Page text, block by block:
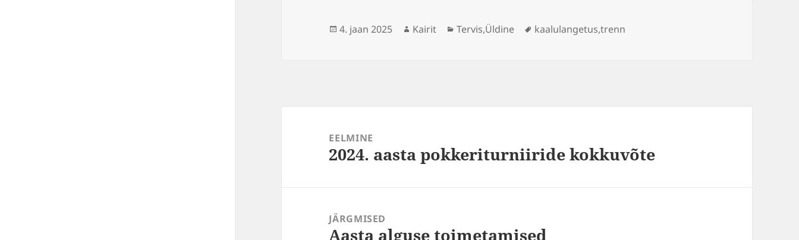
Postitatud
4. jaan 2025 Autor
Kairit Rubriigid
Tervis,Üldine Sildid
kaalulangetus,trenn
EELMINE
Eelmine
2024. aasta pokkeriturniiride kokkuvõte
JÄRGMISED
Järgmine
Aasta alguse toimetamised